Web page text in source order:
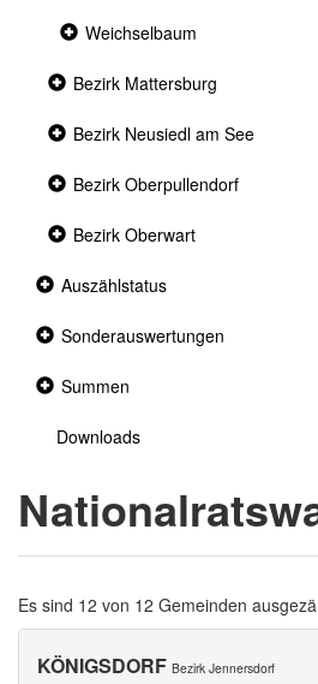
Collapsed
Weichselbaum
Collapsed
Bezirk Mattersburg
Collapsed
Bezirk Neusiedl am See
Collapsed
Bezirk Oberpullendorf
Collapsed
Bezirk Oberwart
Collapsed
Auszählstatus
Collapsed
Sonderauswertungen
Collapsed
Summen
Downloads
Es sind 12 von 12 Gemeinden
KÖNIGSDORF Bezirk Jennersdorf